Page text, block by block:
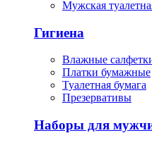
Мужская
Гигиена
Влажные
Платки бумажные
Туалетная бумага
Презервативы
Наборы для